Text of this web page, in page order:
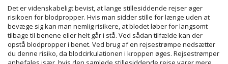
Det er videnskabeligt bevist, at lange stillesiddende rejser øger
risikoen for blodpropper. Hvis man sidder stille for længe uden at
bevæge sig kan man nemlig risikere, at blodet løber for langsomt
tilbage til benene eller helt går i stå. Ved sådan tilfælde kan der
opstå blodpropper i benet. Ved brug af en rejsestrømpe nedsætter
du denne risiko, da blodcirkulationen i kroppen øges. Rejsestrømper